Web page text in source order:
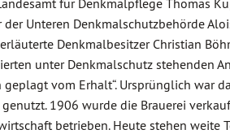
für Denkmalpflege Thomas
Unteren Denkmalschutzbehörde
Denkmalbesitzer Christian
unter Denkmalschutz stehenden
vom Erhalt“. Ursprünglich war
1906 wurde die Brauerei
betrieben. Heute stehen weite